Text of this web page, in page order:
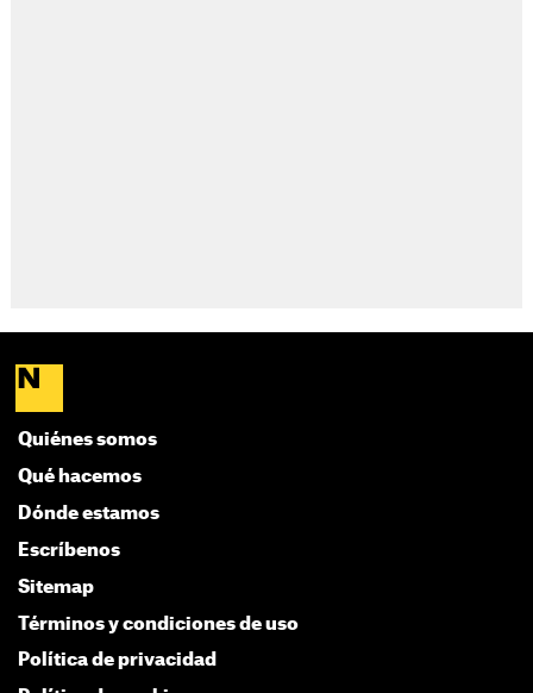
Quiénes somos
Qué hacemos
Dónde estamos
Escríbenos
Sitemap
Términos y condiciones de uso
Política de privacidad